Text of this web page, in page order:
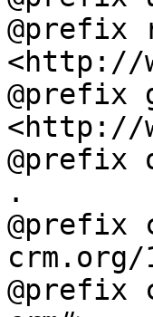
@prefix
<http://
@prefix
<http://
@prefix
.
@prefix
crm.org/
@prefix